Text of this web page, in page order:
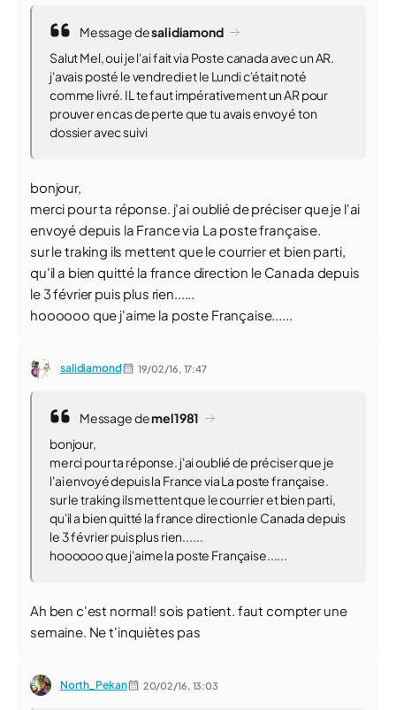
Message desalidiamond
Salut Mel, oui je l'ai fait via Poste canada avec un AR.
j'avais posté le vendredi et le Lundi c'était noté
comme livré. IL te faut impérativement un AR pour
prouver en cas de perte que tu avais envoyé ton
dossier avec suivi
bonjour,
merci pour ta réponse. j'ai oublié de préciser que je l'ai
envoyé depuis la France via La poste française.
sur le traking ils mettent que le courrier et bien parti,
qu'il a bien quitté la france direction le Canada depuis
le 3 février puis plus rien......
hoooooo que j'aime la poste Française......
salidiamond 19/02/16, 17:47
Message demel1981
bonjour,
merci pour ta réponse. j'ai oublié de préciser que je
l'ai envoyé depuis la France via La poste française.
sur le traking ils mettent que le courrier et bien parti,
qu'il a bien quitté la france direction le Canada depuis
le 3 février puis plus rien......
hoooooo que j'aime la poste Française......
Ah ben c'est normal! sois patient. faut compter une
semaine. Ne t'inquiètes pas
North_Pekan 20/02/16, 13:03